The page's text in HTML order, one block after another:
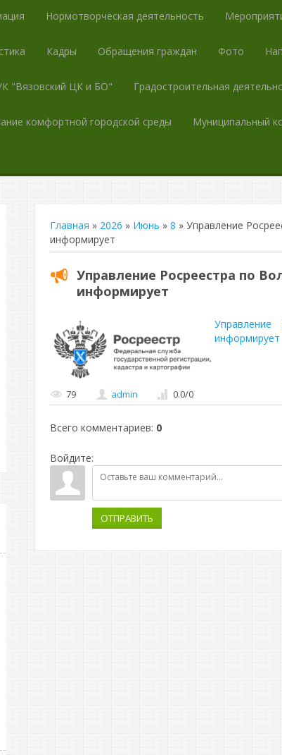
Нормотворческая деятельность
Кадры Обращения граждан Фото
"Вязовский ЦК и БО" Градостроительная
комфортной городской среды Муниципальный
Главная » 2026 » Июнь » 8 » Управление
информирует
Управление Росреестра по
информирует
информирует
79 admin 0.0/0
Всего комментариев: 0
Войдите:
ОТПРАВИТЬ